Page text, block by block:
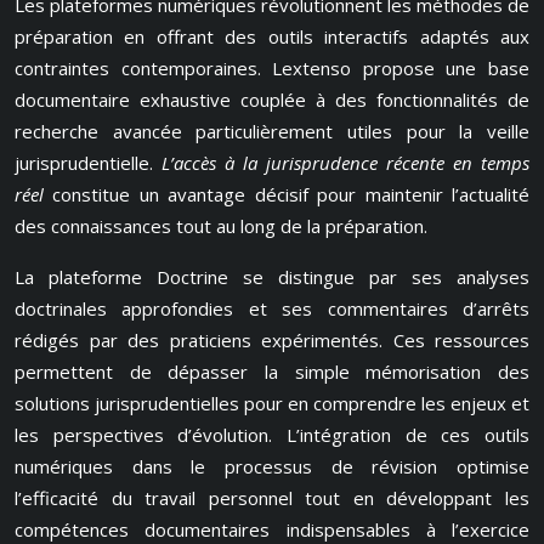
Les plateformes numériques révolutionnent les méthodes de
préparation en offrant des outils interactifs adaptés aux
contraintes contemporaines. Lextenso propose une base
documentaire exhaustive couplée à des fonctionnalités de
recherche avancée particulièrement utiles pour la veille
jurisprudentielle. L’accès à la jurisprudence récente en temps
réel constitue un avantage décisif pour maintenir l’actualité
des connaissances tout au long de la préparation.
La plateforme Doctrine se distingue par ses analyses
doctrinales approfondies et ses commentaires d’arrêts
rédigés par des praticiens expérimentés. Ces ressources
permettent de dépasser la simple mémorisation des
solutions jurisprudentielles pour en comprendre les enjeux et
les perspectives d’évolution. L’intégration de ces outils
numériques dans le processus de révision optimise
l’efficacité du travail personnel tout en développant les
compétences documentaires indispensables à l’exercice